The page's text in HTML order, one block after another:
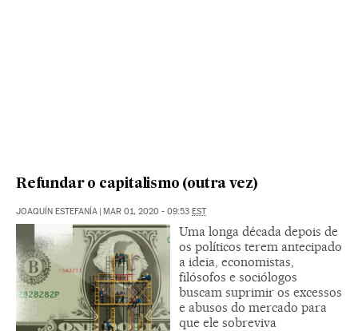
Refundar o capitalismo (outra vez)
JOAQUÍN ESTEFANÍA | MAR 01, 2020 - 09:53 EST
Uma longa década depois de
os políticos terem antecipado
a ideia, economistas,
filósofos e sociólogos
buscam suprimir os excessos
e abusos do mercado para
que ele sobreviva